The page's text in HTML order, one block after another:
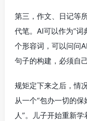
第三，作文、日记等
代笔。AI可以作为“词
个形容词，可以问问
句子的构建，必须自己
规矩定下来之后，情
从一个“包办一切的
人”。儿子开始重新